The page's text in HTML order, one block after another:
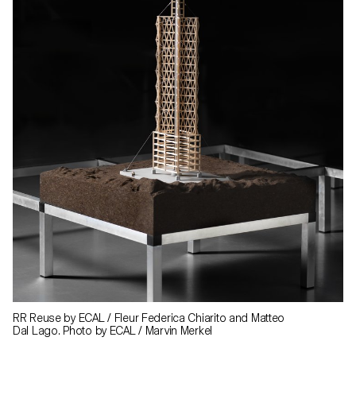
RR Reuse by ECAL / Fleur Federica Chiarito and Matteo
Dal Lago. Photo by ECAL / Marvin Merkel